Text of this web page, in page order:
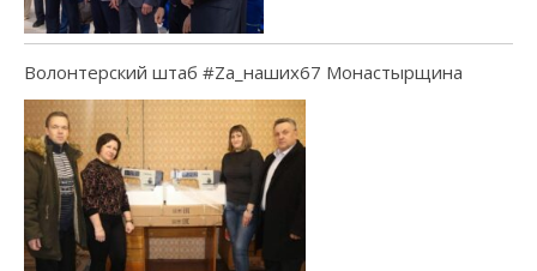
Волонтерский штаб #Za_наших67 Монастырщина